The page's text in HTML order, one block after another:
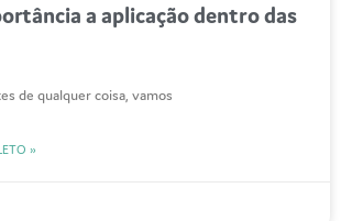
a aplicação dentro das
de qualquer coisa, vamos
»